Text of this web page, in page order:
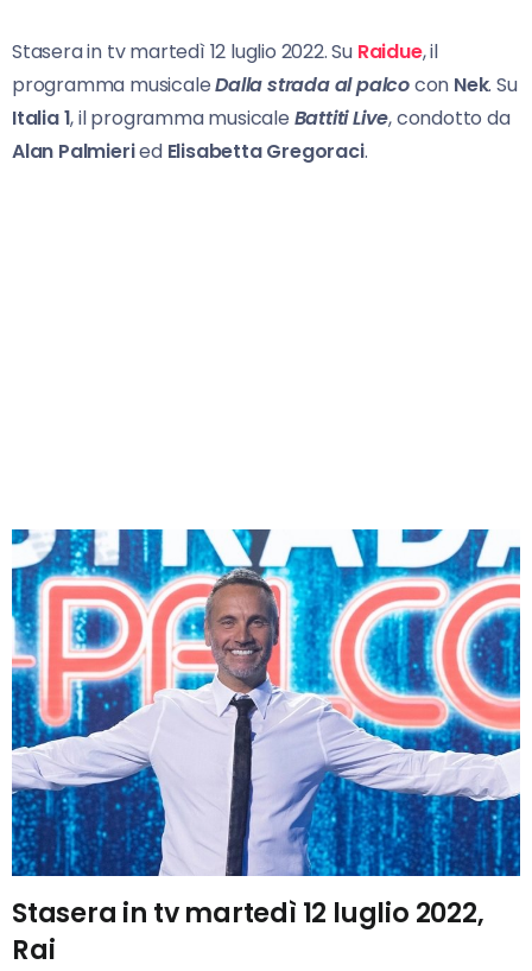
Stasera in tv martedì 12 luglio 2022. Su Raidue, il
programma musicaleDalla strada al palcocon Nek. Su
Italia 1, il programma musicale Battiti Live, condotto da
Alan Palmieried Elisabetta Gregoraci.
Stasera in tv martedì 12 luglio 2022,
Rai